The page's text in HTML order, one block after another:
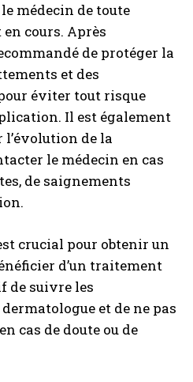
médecin de toute
cours. Après
de protéger la
et des
éviter tout risque
Il est également
de la
le médecin en cas
de saignements
crucial pour obtenir un
d’un traitement
de suivre les
et de ne pas
cas de doute ou de